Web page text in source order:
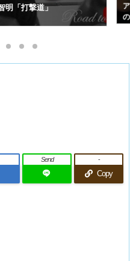
アレクセイ・
の空道入門」
Send
Copy
-